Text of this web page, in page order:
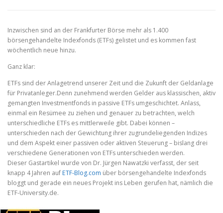
Inzwischen sind an der Frankfurter Börse mehr als 1.400
börsengehandelte Indexfonds (ETFs) gelistet und es kommen fast
wöchentlich neue hinzu.
Ganz klar:
ETFs sind der Anlagetrend unserer Zeit und die Zukunft der Geldanlage
für Privatanleger.Denn zunehmend werden Gelder aus klassischen, aktiv
gemangten Investmentfonds in passive ETFs umgeschichtet. Anlass,
einmal ein Resümee zu ziehen und genauer zu betrachten, welch
unterschiedliche ETFs es mittlerweile gibt. Dabei können –
unterschieden nach der Gewichtung ihrer zugrundeliegenden Indizes
und dem Aspekt einer passiven oder aktiven Steuerung – bislang drei
verschiedene Generationen von ETFs unterschieden werden.
Dieser Gastartikel wurde von Dr. Jürgen Nawatzki verfasst, der seit
knapp 4 Jahren aufETF-Blog.com über börsengehandelte Indexfonds
bloggt und gerade ein neues Projekt ins Leben gerufen hat, nämlich die
ETF-University.de.